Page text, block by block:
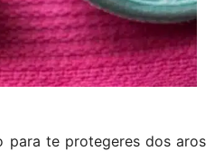
para te protegeres dos aros